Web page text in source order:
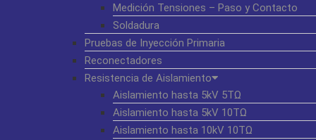
Medición Tensiones – Paso y Contacto
Soldadura
Pruebas de Inyección Primaria
Reconectadores
Resistencia de Aislamiento
Aislamiento hasta 5kV 5TΩ
Aislamiento hasta 5kV 10TΩ
Aislamiento hasta 10kV 10TΩ